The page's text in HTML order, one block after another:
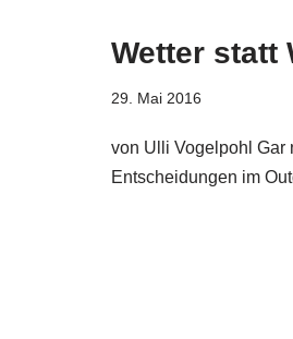
Wetter statt
29. Mai 2016
von Ulli Vogelpohl Gar
Entscheidungen im